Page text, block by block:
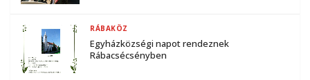
Egyházközségi napot rendeznek
Rábacsécsényben
RÁBAKÖZ